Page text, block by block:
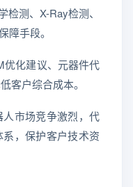
检测、X-Ray检测、
障手段。
优化建议、元器件代
客户综合成本。
人市场竞争激烈，代
，保护客户技术资